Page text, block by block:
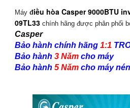
Máy điều hòa Casper 9000BTU
09TL33 chính hãng được phân phối
Casper
Bảo hành chính hãng 1:1
Bảo hành 3 Năm cho máy
Bảo hành 5 Năm cho máy nén